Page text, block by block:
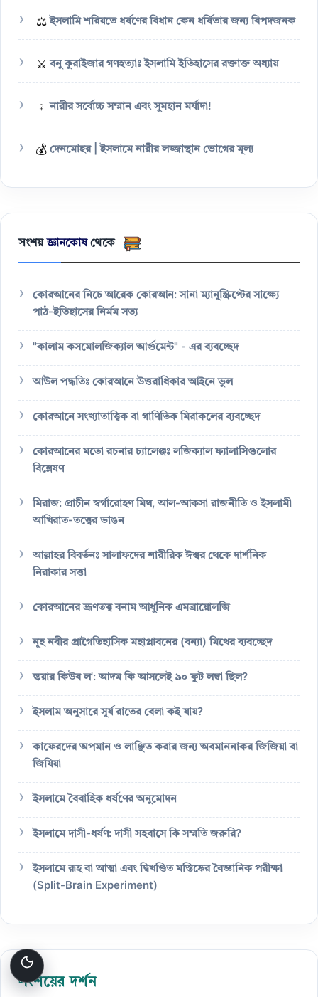
⚖️ ইসলামি শরিয়তে ধর্ষণের বিধান কেন ধর্ষিতার জন্য বিপদজনক
⚔️ বনু কুরাইজার গণহত্যাঃ ইসলামি ইতিহাসের রক্তাক্ত অধ্যায়
♀️ নারীর সর্বোচ্চ সম্মান এবং সুমহান মর্যাদা!
💰 দেনমোহর | ইসলামে নারীর লজ্জাস্থান ভোগের মূল্য
সংশয়জ্ঞানকোষথেকে
কোরআনের নিচে আরেক কোরআন: সানা ম্যানুস্ক্রিপ্টের সাক্ষ্যে
পাঠ-ইতিহাসের নির্মম সত্য
"কালাম কসমোলজিক্যাল আর্গুমেন্ট" - এর ব্যবচ্ছেদ
আউল পদ্ধতিঃ কোরআনে উত্তরাধিকার আইনে ভুল
কোরআনে সংখ্যাতাত্ত্বিক বা গাণিতিক মিরাকলের ব্যবচ্ছেদ
কোরআনের মতো রচনার চ্যালেঞ্জঃ লজিক্যাল ফ্যালাসিগুলোর
বিশ্লেষণ
মিরাজ: প্রাচীন স্বর্গারোহণ মিথ, আল-আকসা রাজনীতি ও ইসলামী
আখিরাত-তত্ত্বের ভাঙন
আল্লাহর বিবর্তনঃ সালাফদের শারীরিক ঈশ্বর থেকে দার্শনিক
নিরাকার সত্তা
কোরআনের ভ্রূণতত্ত্ব বনাম আধুনিক এমব্রায়োলজি
নূহ নবীর প্রাগৈতিহাসিক মহাপ্লাবনের (বন্যা) মিথের ব্যবচ্ছেদ
স্কয়ার কিউব ল': আদম কি আসলেই ৯০ ফুট লম্বা ছিল?
ইসলাম অনুসারে সূর্য রাতের বেলা কই যায়?
কাফেরদের অপমান ও লাঞ্ছিত করার জন্য অবমাননাকর জিজিয়া বা
জিযিয়া
ইসলামে বৈবাহিক ধর্ষণের অনুমোদন
ইসলামে দাসী-ধর্ষণ: দাসী সহবাসে কি সম্মতি জরুরি?
ইসলামে রূহ বা আত্মা এবং দ্বিখণ্ডিত মস্তিষ্কের বৈজ্ঞানিক পরীক্ষা
(Split-Brain Experiment)
সংশয়ের দর্শন